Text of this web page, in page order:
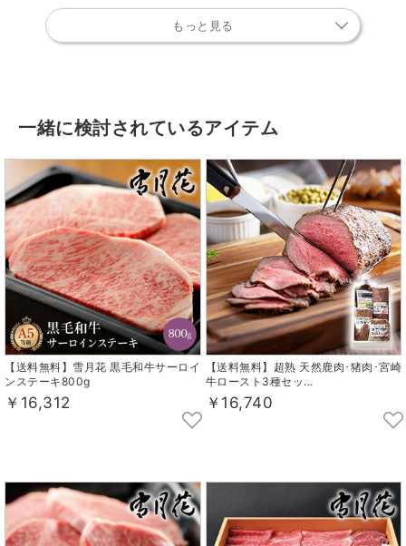
もっと見る
一緒に検討されているアイテム
【送料無料】雪月花 黒毛和牛サーロイ
ンステーキ800g
￥16,312
【送料無料】超熟 天然鹿肉･猪肉･宮崎
牛ロースト3種セッ...
￥16,740